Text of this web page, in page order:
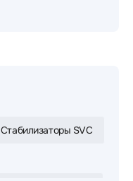
Стабилизаторы SVC